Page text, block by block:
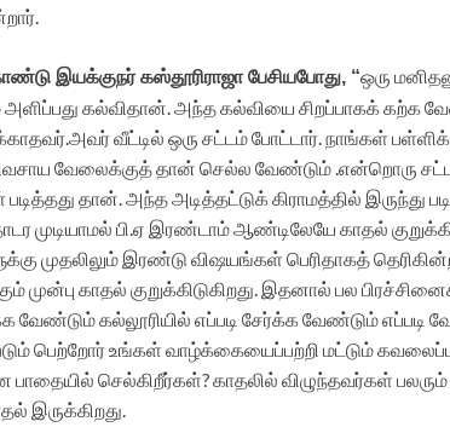
இயக்குநர் கஸ்தூரிராஜா பேசியபோது, “ஒரு
அளிப்பது கல்விதான். அந்த கல்வியை சிறப்பாகக் கற்க
வீட்டில் ஒரு சட்டம் போட்டார். நாங்கள்
வேலைக்குத் தான் செல்ல வேண்டும் .என்றொரு
தான். அந்த அடித்தட்டுக் கிராமத்தில் இருந்து
முடியாமல் பி.ஏ இரண்டாம் ஆண்டிலேயே காதல்
முதலிலும் இரண்டு விஷயங்கள் பெரிதாகத்
முன்பு காதல் குறுக்கிடுகிறது. இதனால் பல
வேண்டும் கல்லூரியில் எப்படி சேர்க்க வேண்டும் எப்படி
பெற்றோர் உங்கள் வாழ்க்கையைப்பற்றி மட்டும்
செல்கிறீர்கள்? காதலில் விழுந்தவர்கள் பலரும்
இருக்கிறது.